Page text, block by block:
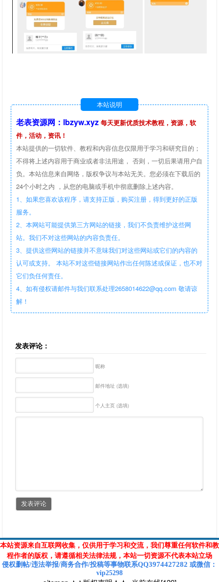
本站说明
老表资源网：lbzyw.xyz 每天更新优质技术教程，资源，软
件，活动，资讯！
本站提供的一切软件、教程和内容信息仅限用于学习和研究目的；
不得将上述内容用于商业或者非法用途， 否则，一切后果请用户自
负。本站信息来自网络，版权争议与本站无关。您必须在下载后的
24个小时之内 ，从您的电脑或手机中彻底删除上述内容。
1、如果您喜欢该程序，请支持正版，购买注册，得到更好的正版
服务。
2、本网站可能提供第三方网站的链接，我们不负责维护这些网
站。我们不对这些网站的内容负责任。
3、提供这些网站的链接并不意味我们对这些网站或它们的内容的
认可或支持。 本站不对这些链接网站作出任何陈述或保证，也不对
它们负任何责任。
4、如有侵权请邮件与我们联系处理2658014622@qq.com 敬请谅
解！
发表评论：
昵称
邮件地址 (选填)
个人主页 (选填)
本站资源来自互联网收集，仅供用于学习和交流，我们尊重任何软件和教
程作者的版权，请遵循相关法律法规，本站一切资源不代表本站立场
侵权删帖/违法举报/商务合作/投稿等事物联系QQ3974427282 或微信 ：
vip25298